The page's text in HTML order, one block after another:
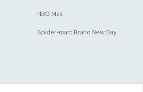
HBO Max
Spider-man: Brand New Day